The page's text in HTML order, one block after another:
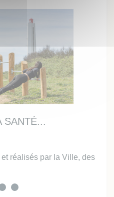
SANTÉ...
réalisés par la Ville, des